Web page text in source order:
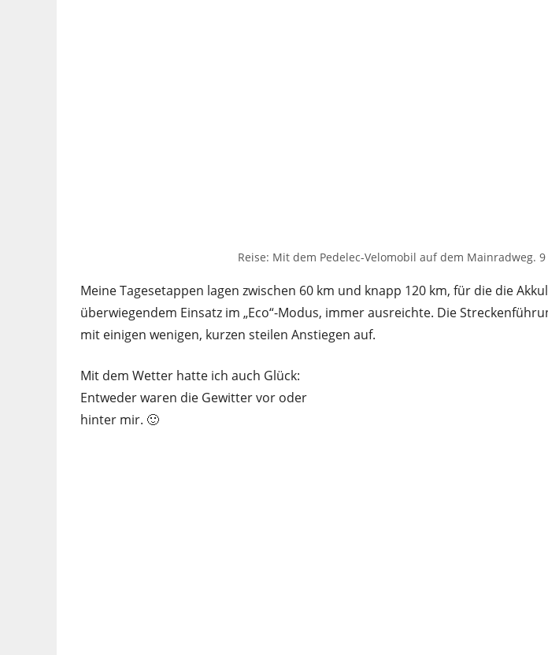
Reise: Mit dem Pedelec-Velomobil auf dem Mainradweg. 9
Meine Tagesetappen lagen zwischen 60 km und knapp 120 km, für die die
überwiegendem Einsatz im „Eco“-Modus, immer ausreichte. Die
mit einigen wenigen, kurzen steilen Anstiegen auf.
Mit dem Wetter hatte ich auch Glück:
Entweder waren die Gewitter vor oder
hinter mir. 🙂